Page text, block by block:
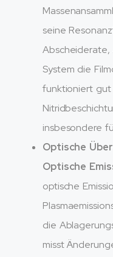
seine
Abscheiderate,
System die
funktioniert
insbesondere
Optische
Optische
optische
die
misst